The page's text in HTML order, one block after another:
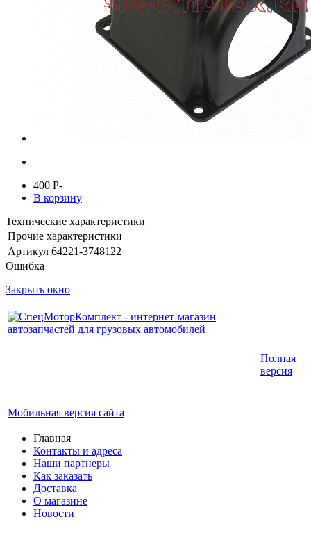
400 P-
В корзину
Технические характеристики
Прочие характеристики
Артикул 64221-3748122
Ошибка
Закрыть окно
Мобильная версия сайта
Полная
версия
Главная
Контакты и адреса
Наши партнеры
Как заказать
Доставка
О магазине
Новости